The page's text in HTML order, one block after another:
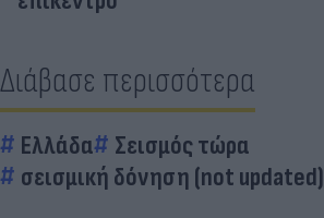
Διάβασε περισσότερα
Ελλάδα
Σεισμός τώρα
σεισμική δόνηση (not updated)